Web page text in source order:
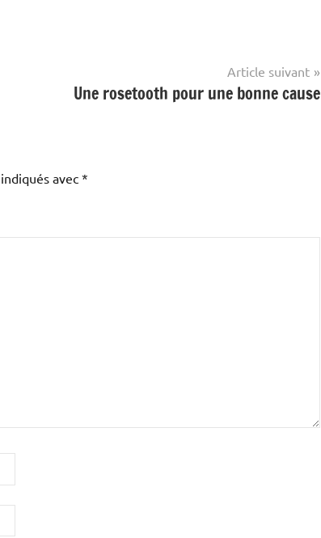
Article suivant
Une rosetooth pour une bonne cause
avec*